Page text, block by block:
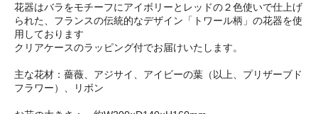
花器はバラをモチーフにアイボリーとレッドの２色使いで仕上げ
られた、フランスの伝統的なデザイン「トワール柄」の花器を使
用しております
クリアケースのラッピング付でお届けいたします。
主な花材：薔薇、アジサイ、アイビーの葉（以上、プリザーブド
フラワー）、リボン